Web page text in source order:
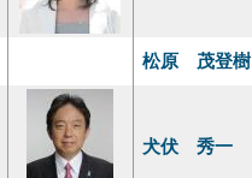
松原 茂登樹
犬伏 秀一